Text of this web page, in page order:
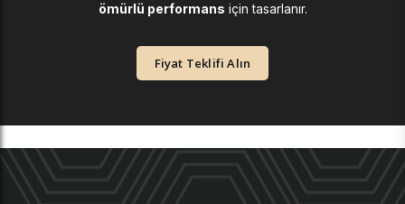
ömürlü performans için tasarlanır.
Fiyat Teklifi Alın